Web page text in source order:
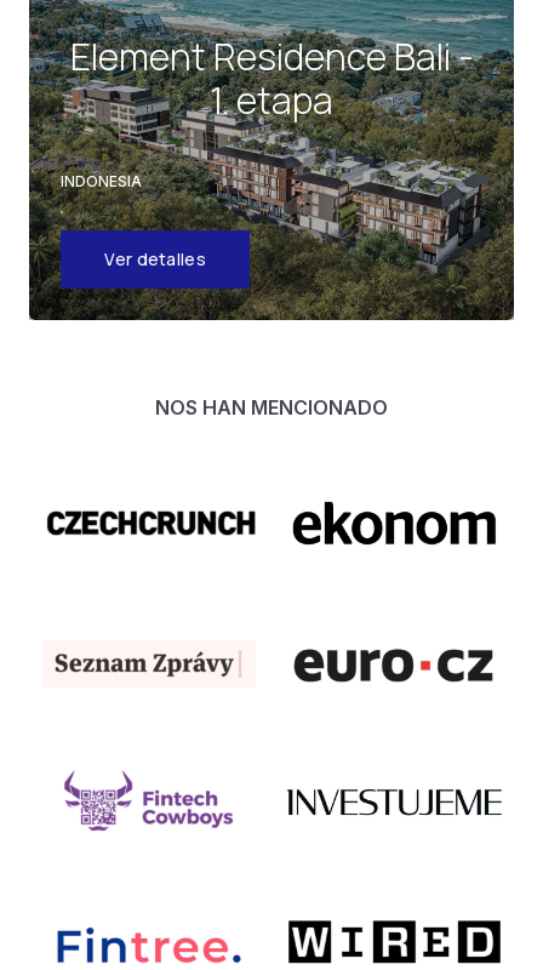
Element Residence Bali -
1. etapa
INDONESIA
Ver detalles
NOS HAN MENCIONADO